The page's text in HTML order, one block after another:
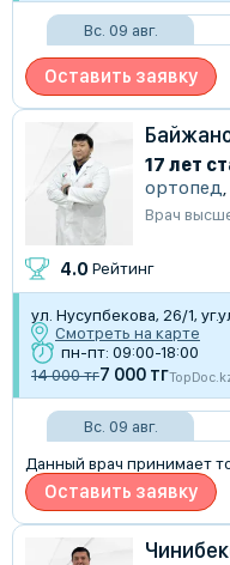
Вс. 09 авг.
Оставить заявку
17 лет
ортопед,
Врач
4.0 Рейтинг
ул. Нусупбекова, 26/1,
Смотреть на карте
пн-пт: 09:00-18:00
14 000 тг7 000 тг
Вс. 09 авг.
Данный врач принимает
Оставить заявку